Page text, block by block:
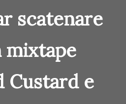
scatenare
mixtape
Custard e